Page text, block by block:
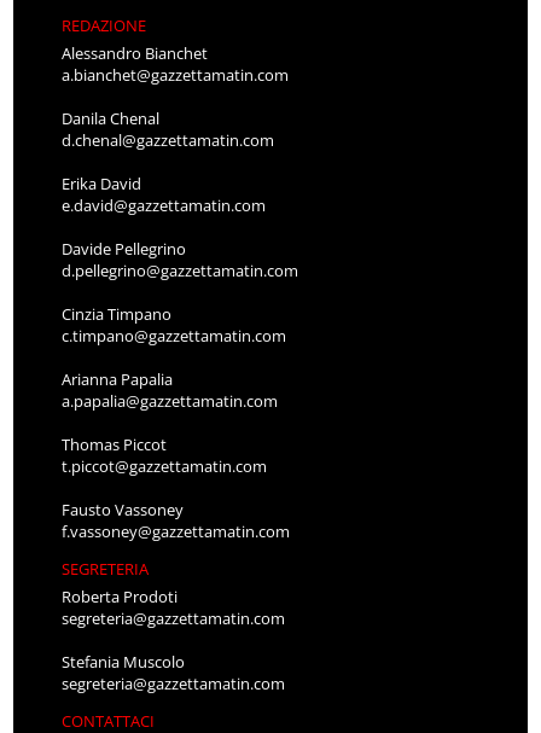
REDAZIONE
Alessandro Bianchet
a.bianchet@gazzettamatin.com
Danila Chenal
d.chenal@gazzettamatin.com
Erika David
e.david@gazzettamatin.com
Davide Pellegrino
d.pellegrino@gazzettamatin.com
Cinzia Timpano
c.timpano@gazzettamatin.com
Arianna Papalia
a.papalia@gazzettamatin.com
Thomas Piccot
t.piccot@gazzettamatin.com
Fausto Vassoney
f.vassoney@gazzettamatin.com
SEGRETERIA
Roberta Prodoti
segreteria@gazzettamatin.com
Stefania Muscolo
segreteria@gazzettamatin.com
CONTATTACI